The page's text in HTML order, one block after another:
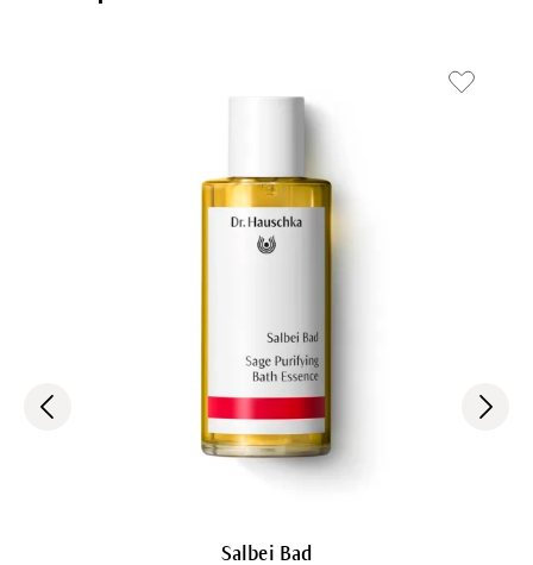
Salbei Bad